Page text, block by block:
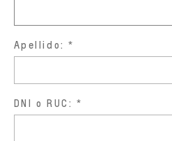
Apellido:
DNI o RUC: